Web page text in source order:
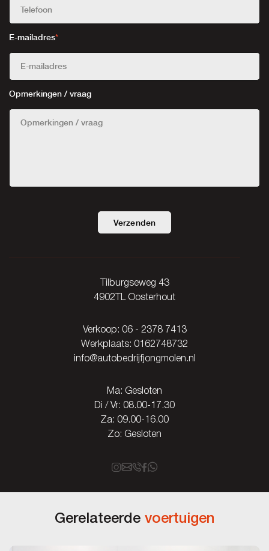
E-mailadres*
Opmerkingen / vraag
Verzenden
Tilburgseweg 43
4902TL Oosterhout
Verkoop: 06 - 2378 7413
Werkplaats: 0162748732
info@autobedrijfjongmolen.nl
Ma: Gesloten
Di / Vr: 08.00-17.30
Za: 09.00-16.00
Zo: Gesloten
Gerelateerde voertuigen